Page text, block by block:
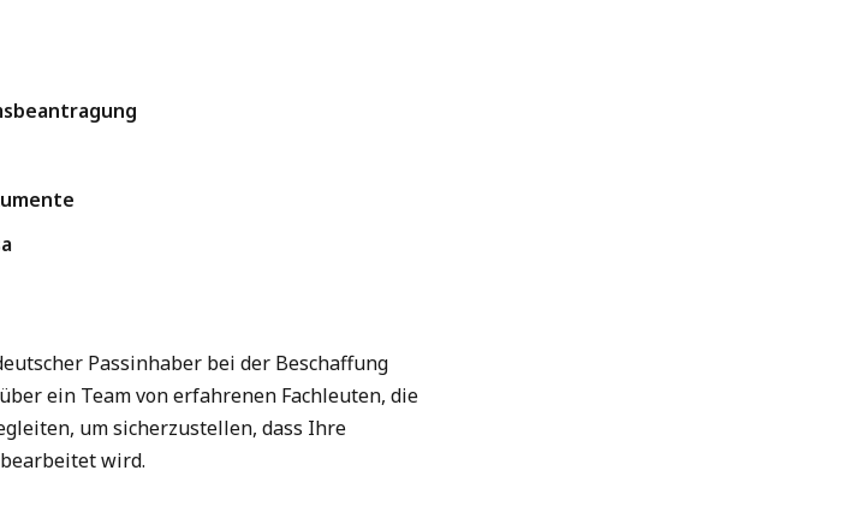
Passinhaber bei der Beschaffung
ein Team von erfahrenen Fachleuten, die
um sicherzustellen, dass Ihre
wird.